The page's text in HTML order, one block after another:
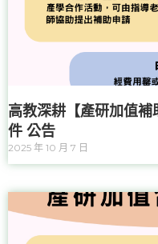
高教深耕【產研加值
件 公告
2025 年 10 月 7 日